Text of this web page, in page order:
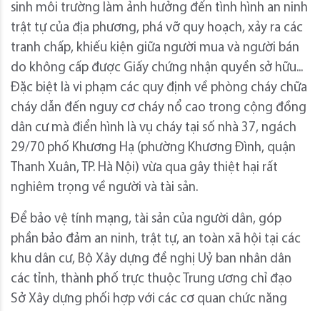
sinh môi trường làm ảnh hưởng đến tình hình an ninh
trật tự của địa phương, phá vỡ quy hoạch, xảy ra các
tranh chấp, khiếu kiện giữa người mua và người bán
do không cấp được Giấy chứng nhận quyền sở hữu...
Đặc biệt là vi phạm các quy định về phòng cháy chữa
cháy dẫn đến nguy cơ cháy nổ cao trong cộng đồng
dân cư mà điển hình là vụ cháy tại số nhà 37, ngách
29/70 phố Khương Hạ (phường Khương Đình, quận
Thanh Xuân, TP. Hà Nội) vừa qua gây thiệt hại rất
nghiêm trọng về người và tài sản.
Để bảo vệ tính mạng, tài sản của người dân, góp
phần bảo đảm an ninh, trật tự, an toàn xã hội tại các
khu dân cư, Bộ Xây dựng đề nghị Uỷ ban nhân dân
các tỉnh, thành phố trực thuộc Trung ương chỉ đạo
Sở Xây dựng phối hợp với các cơ quan chức năng